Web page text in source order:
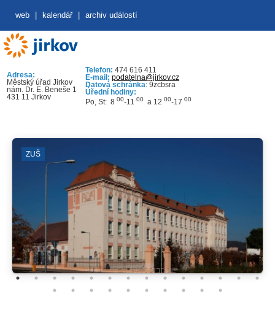
web kalendář archiv událostí
Adresa:
Městský úřad Jirkov
nám. Dr. E. Beneše 1
431 11 Jirkov
Telefon: 474 616 411
E-mail: podatelna@jirkov.cz
Datová schránka: 9zcbsra
Úřední hodiny:
Po, St: 8 00-11 00 a 12 00-17 00
ZUŠ